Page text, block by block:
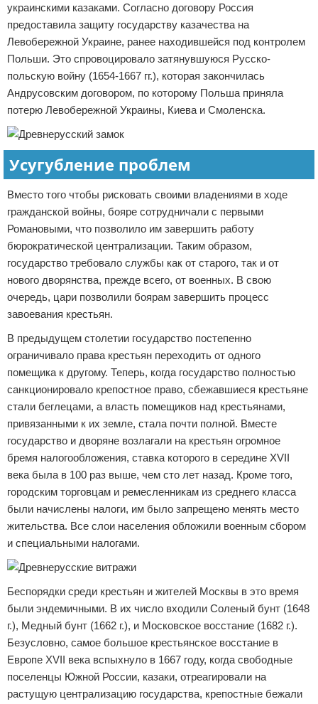
украинскими казаками. Согласно договору Россия
предоставила защиту государству казачества на
Левобережной Украине, ранее находившейся под контролем
Польши. Это спровоцировало затянувшуюся Русско-
польскую войну (1654-1667 гг.), которая закончилась
Андрусовским договором, по которому Польша приняла
потерю Левобережной Украины, Киева и Смоленска.
Усугубление проблем
Вместо того чтобы рисковать своими владениями в ходе
гражданской войны, бояре сотрудничали с первыми
Романовыми, что позволило им завершить работу
бюрократической централизации. Таким образом,
государство требовало службы как от старого, так и от
нового дворянства, прежде всего, от военных. В свою
очередь, цари позволили боярам завершить процесс
завоевания крестьян.
В предыдущем столетии государство постепенно
ограничивало права крестьян переходить от одного
помещика к другому. Теперь, когда государство полностью
санкционировало крепостное право, сбежавшиеся крестьяне
стали беглецами, а власть помещиков над крестьянами,
привязанными к их земле, стала почти полной. Вместе
государство и дворяне возлагали на крестьян огромное
бремя налогообложения, ставка которого в середине XVII
века была в 100 раз выше, чем сто лет назад. Кроме того,
городским торговцам и ремесленникам из среднего класса
были начислены налоги, им было запрещено менять место
жительства. Все слои населения обложили военным сбором
и специальными налогами.
Беспорядки среди крестьян и жителей Москвы в это время
были эндемичными. В их число входили Соленый бунт (1648
г.), Медный бунт (1662 г.), и Московское восстание (1682 г.).
Безусловно, самое большое крестьянское восстание в
Европе XVII века вспыхнуло в 1667 году, когда свободные
поселенцы Южной России, казаки, отреагировали на
растущую централизацию государства, крепостные бежали